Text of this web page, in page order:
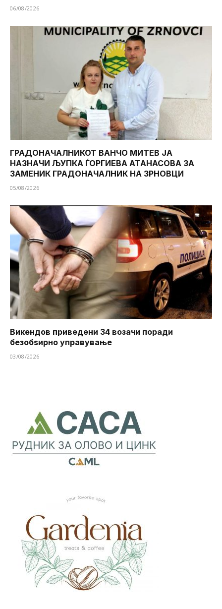
06/08/2026
ГРАДОНАЧАЛНИКОТ ВАНЧО МИТЕВ ЈА
НАЗНАЧИ ЉУПКА ЃОРГИЕВА АТАНАСОВА ЗА
ЗАМЕНИК ГРАДОНАЧАЛНИК НА ЗРНОВЦИ
05/08/2026
Викендов приведени 34 возачи поради
безобѕирно управување
03/08/2026